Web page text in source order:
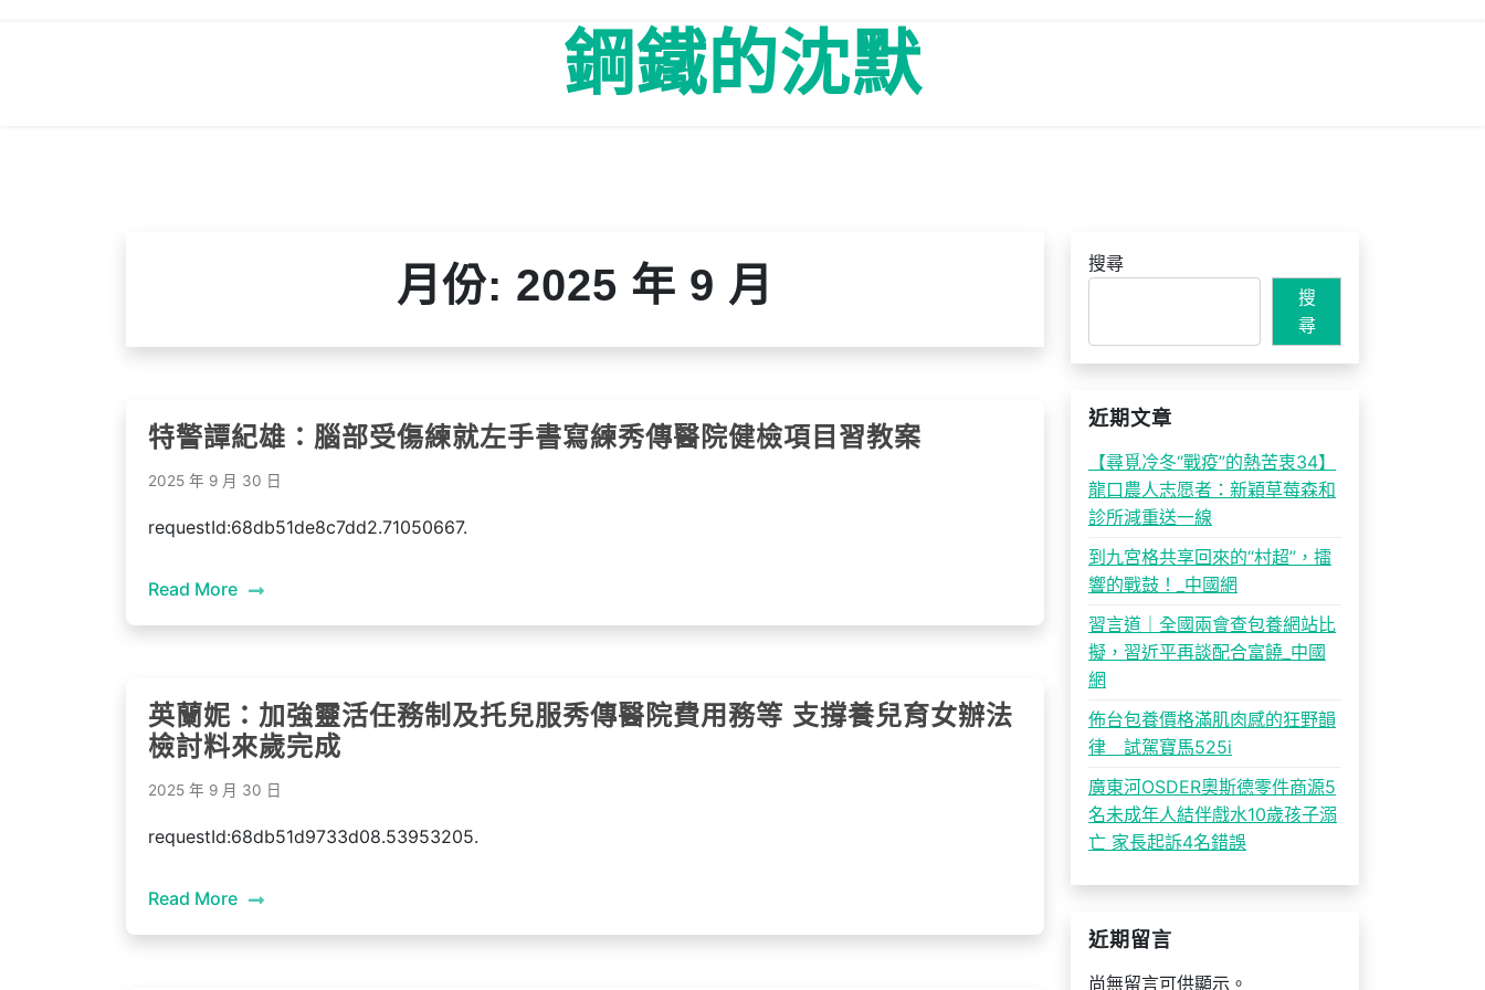
鋼鐵的沈默
月份: 2025 年 9 月
特警譚紀雄：腦部受傷練就左手書寫練秀傳醫院健檢項目習教案
2025 年 9 月 30 日
requestId:68db51de8c7dd2.71050667.
Read More
英蘭妮：加強靈活任務制及托兒服秀傳醫院費用務等 支撐養兒育女辦法
檢討料來歲完成
2025 年 9 月 30 日
requestId:68db51d9733d08.53953205.
Read More
搜尋
搜
尋
近期文章
【尋覓冷冬“戰疫”的熱苦衷34】
龍口農人志愿者：新穎草莓森和
診所減重送一線
到九宮格共享回來的“村超”，擂
響的戰鼓！_中國網
習言道｜全國兩會查包養網站比
擬，習近平再談配合富饒_中國
網
佈台包養價格滿肌肉感的狂野韻
律 試駕寶馬525i
廣東河OSDER奧斯德零件商源5
名未成年人結伴戲水10歲孩子溺
亡 家長起訴4名錯誤
近期留言
尚無留言可供顯示。